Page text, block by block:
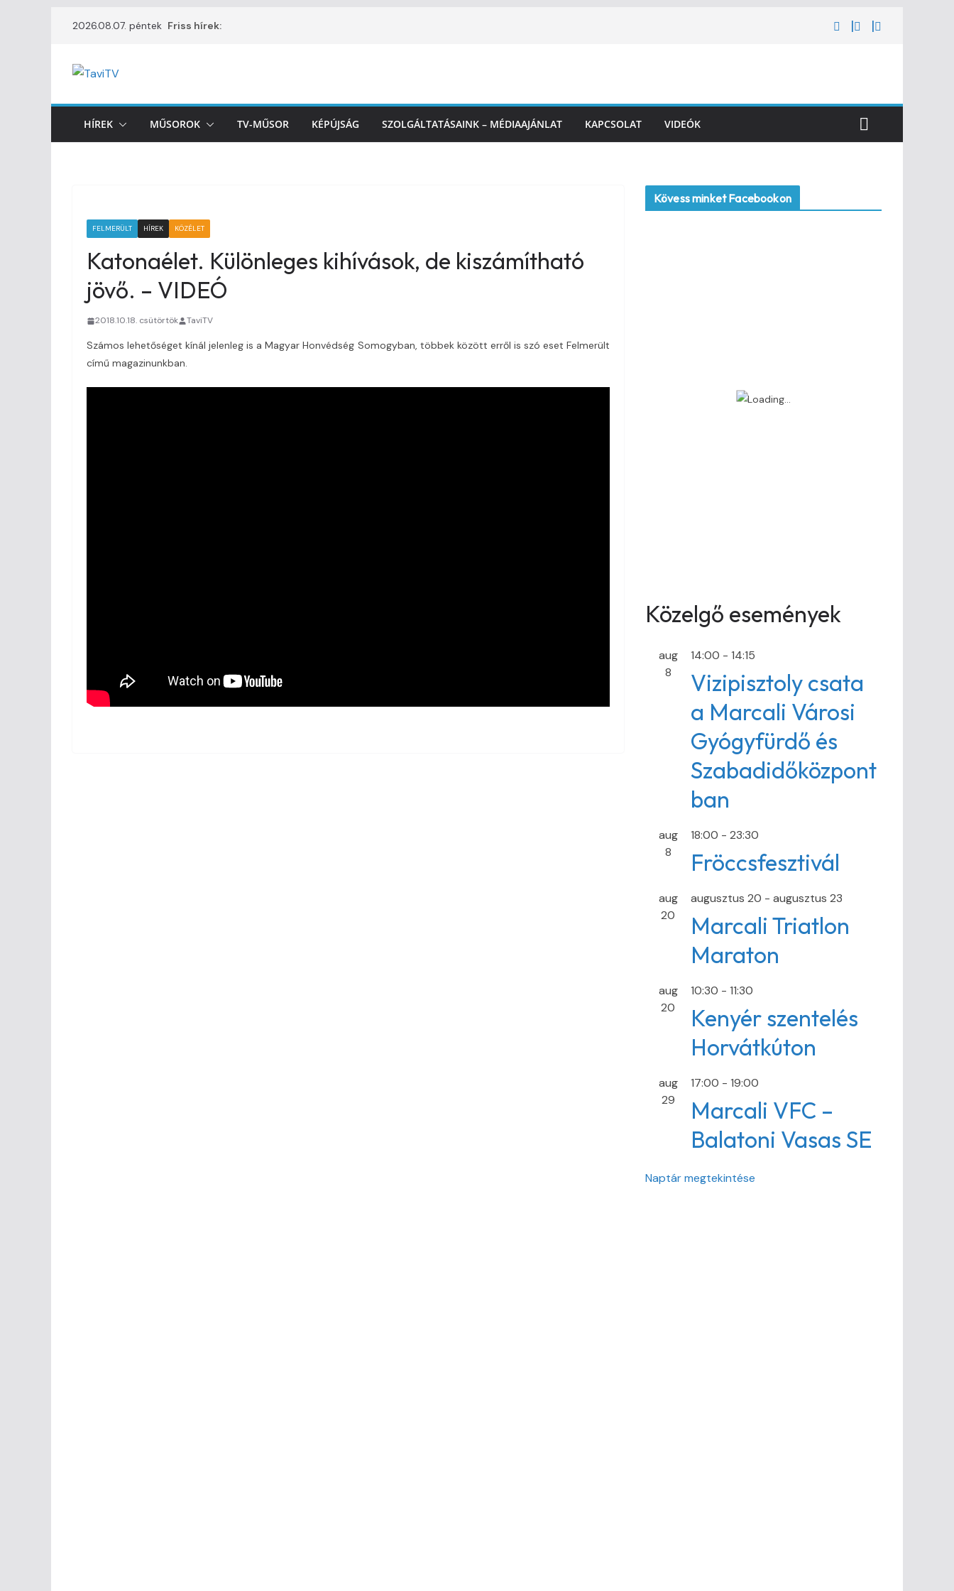
2026.08.07. péntek Friss hírek:
HÍREK MŰSOROK TV-MŰSOR KÉPÚJSÁG SZOLGÁLTATÁSAINK – MÉDIAAJÁNLAT KAPCSOLAT VIDEÓK
FELMERÜLT HÍREK KÖZÉLET
Katonaélet. Különleges kihívások, de kiszámítható
jövő. – VIDEÓ
2018.10.18. csütörtök TaviTV
Számos lehetőséget kínál jelenleg is a Magyar Honvédség Somogyban, többek között erről is szó eset Felmerült
című magazinunkban.
Kövess minket Facebookon
Közelgő események
aug
8
14:00 - 14:15
Vizipisztoly csata
a Marcali Városi
Gyógyfürdő és
Szabadidőközpont
ban
aug
8
18:00 - 23:30
Fröccsfesztivál
aug
20
augusztus 20 - augusztus 23
Marcali Triatlon
Maraton
aug
20
10:30 - 11:30
Kenyér szentelés
Horvátkúton
aug
29
17:00 - 19:00
Marcali VFC –
Balatoni Vasas SE
Naptár megtekintése